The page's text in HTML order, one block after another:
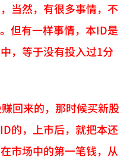
当然，有很多事情，不
但有一样事情，本ID是
，等于没有投入过1分
回来的，那时候买新股
的，上市后，就把本还
市场中的第一笔钱，从